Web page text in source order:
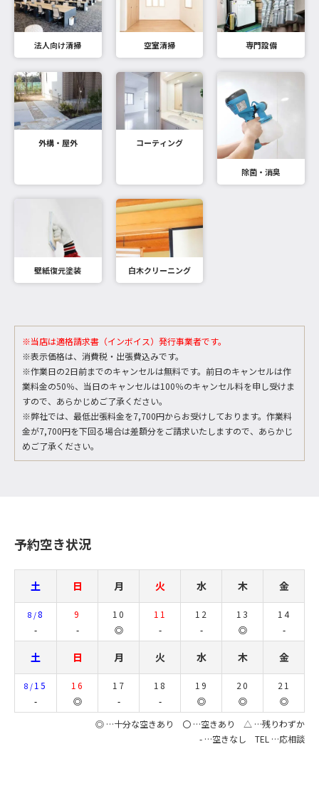
法人向け清掃 空室清掃 専門設備
外構・屋外 コーティング
除菌・消臭
壁紙復元塗装 白木クリーニング
※当店は適格請求書（インボイス）発行事業者です。
※表示価格は、消費税・出張費込みです。
※作業日の2日前までのキャンセルは無料です。前日のキャンセルは作
業料金の50％、当日のキャンセルは100％のキャンセル料を申し受けま
すので、あらかじめご了承ください。
※弊社では、最低出張料金を7,700円からお受けしております。作業料
金が7,700円を下回る場合は差額分をご請求いたしますので、あらかじ
めご了承ください。
予約空き状況
土 日 月 火 水 木 金
8/ 8
-
9
-
10
◎
11
-
12
-
13
◎
14
-
土 日 月 火 水 木 金
8/ 15
-
16
◎
17
-
18
-
19
◎
20
◎
21
◎
◎ …十分な空きあり 〇 …空きあり △ …残りわずか
- …空きなし TEL …応相談